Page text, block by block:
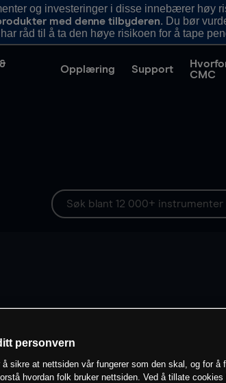
og investeringer i disse innebærer høy
med denne tilbyderen. Du bør
råd til å ta den høye risikoen for å tape
Opplæring Support
CMC
personvern
sikre at nettsiden vår fungerer som den skal, og for å
hvordan folk bruker nettsiden. Ved å tillate cookies